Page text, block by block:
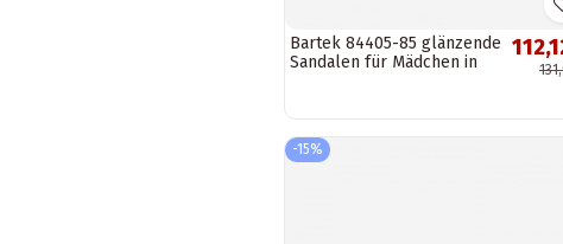
Bartek 84405-85 glänzende
Sandalen für Mädchen in
-15%